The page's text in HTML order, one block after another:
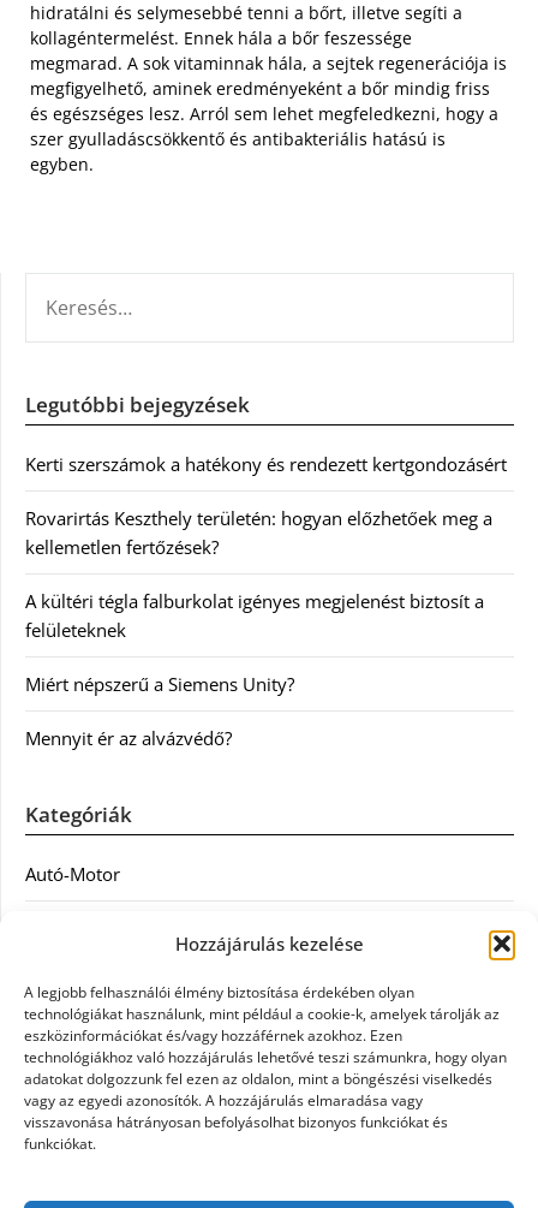
Hozzájárulás kezelése
A legjobb felhasználói élmény biztosítása érdekében olyan
technológiákat használunk, mint például a cookie-k, amelyek tárolják az
eszközinformációkat és/vagy hozzáférnek azokhoz. Ezen
technológiákhoz való hozzájárulás lehetővé teszi számunkra, hogy olyan
adatokat dolgozzunk fel ezen az oldalon, mint a böngészési viselkedés
vagy az egyedi azonosítók. A hozzájárulás elmaradása vagy
visszavonása hátrányosan befolyásolhat bizonyos funkciókat és
funkciókat.
hidratálni és selymesebbé tenni a bőrt, illetve segíti a
kollagéntermelést. Ennek hála a bőr feszessége
megmarad. A sok vitaminnak hála, a sejtek regenerációja is
megfigyelhető, aminek eredményeként a bőr mindig friss
és egészséges lesz. Arról sem lehet megfeledkezni, hogy a
szer gyulladáscsökkentő és antibakteriális hatású is
egyben.
Legutóbbi bejegyzések
Kerti szerszámok a hatékony és rendezett kertgondozásért
Rovarirtás Keszthely területén: hogyan előzhetőek meg a
kellemetlen fertőzések?
A kültéri tégla falburkolat igényes megjelenést biztosít a
felületeknek
Miért népszerű a Siemens Unity?
Mennyit ér az alvázvédő?
Kategóriák
Autó-Motor
Egészség
Egyéb
Étel
Szolgáltatás
Vásárlás